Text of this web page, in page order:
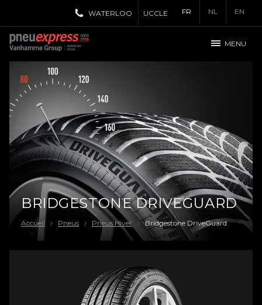
FR NL EN
WATERLOO UCCLE
MENU
BRIDGESTONE DRIVEGUARD
Accueil Pneus Pneus Hiver Bridgestone DriveGuard